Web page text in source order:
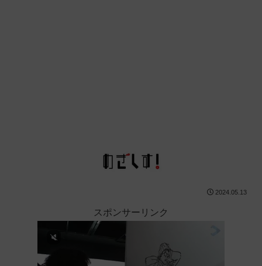
2024.05.13
スポンサーリンク